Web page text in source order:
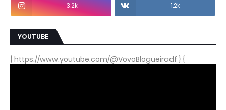
3.2k 1.2k
YOUTUBE
} https://www.youtube.com/@VovoBlogueiradf } {